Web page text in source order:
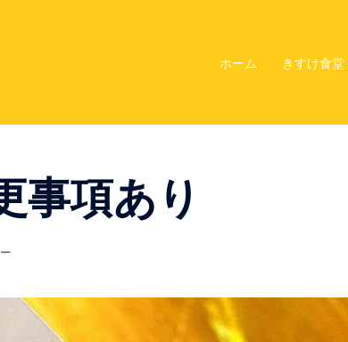
ホーム きすけ食堂
事項あり